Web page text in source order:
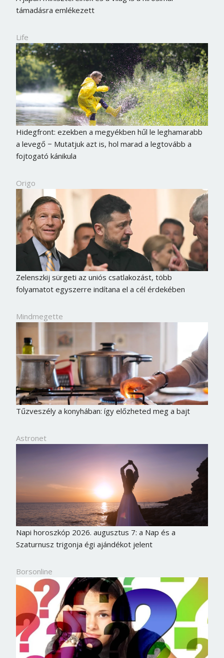
támadásra emlékezett
Life
Hidegfront: ezekben a megyékben hűl le leghamarabb
a levegő − Mutatjuk azt is, hol marad a legtovább a
fojtogató kánikula
Origo
Zelenszkij sürgeti az uniós csatlakozást, több
folyamatot egyszerre indítana el a cél érdekében
Mindmegette
Tűzveszély a konyhában: így előzheted meg a bajt
Astronet
Napi horoszkóp 2026. augusztus 7: a Nap és a
Szaturnusz trigonja égi ajándékot jelent
Borsonline
Borsonline bejelentkezés
E-mail cím vagy felhasználónév